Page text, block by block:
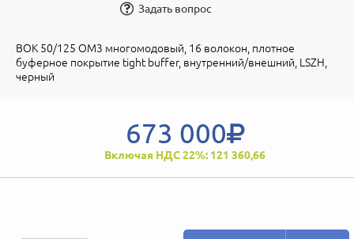
Задать вопрос
ВОК 50/125 OM3 многомодовый, 16 волокон, плотное
буферное покрытие tight buffer, внутренний/внешний, LSZH,
черный
673 000
Включая НДС 22%: 121 360,66